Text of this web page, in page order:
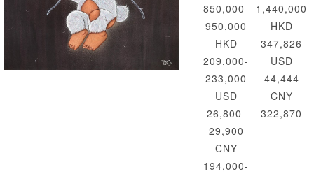
850,000-
950,000
HKD
209,000-
233,000
USD
26,800-
29,900
CNY
194,000-
1,440,000
HKD
347,826
USD
44,444
CNY
322,870